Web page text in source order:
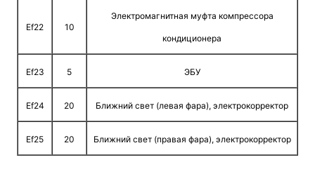
Ef22 10
Электромагнитная муфта компрессора
кондиционера
Ef23 5 ЭБУ
Ef24 20 Ближний свет (левая фара), электрокорректор
Ef25 20 Ближний свет (правая фара), электрокорректор